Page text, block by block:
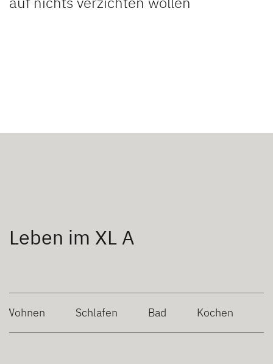
Leben im XL A
Wohnen Schlafen Bad Kochen